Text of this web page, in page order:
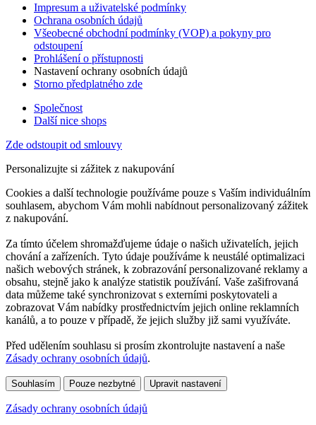
Impresum a uživatelské podmínky
Ochrana osobních údajů
Všeobecné obchodní podmínky (VOP) a pokyny pro
odstoupení
Prohlášení o přístupnosti
Nastavení ochrany osobních údajů
Storno předplatného zde
Společnost
Další nice shops
Zde odstoupit od smlouvy
Personalizujte si zážitek z nakupování
Cookies a další technologie používáme pouze s Vaším individuálním
souhlasem, abychom Vám mohli nabídnout personalizovaný zážitek
z nakupování.
Za tímto účelem shromažďujeme údaje o našich uživatelích, jejich
chování a zařízeních. Tyto údaje používáme k neustálé optimalizaci
našich webových stránek, k zobrazování personalizované reklamy a
obsahu, stejně jako k analýze statistik používání. Vaše zašifrovaná
data můžeme také synchronizovat s externími poskytovateli a
zobrazovat Vám nabídky prostřednictvím jejich online reklamních
kanálů, a to pouze v případě, že jejich služby již sami využíváte.
Před udělením souhlasu si prosím zkontrolujte nastavení a naše
Zásady ochrany osobních údajů.
Souhlasím Pouze nezbytné Upravit nastavení
Zásady ochrany osobních údajů